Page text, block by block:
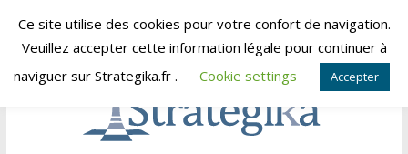
Skip
jeudi, août 6, 2026
Ce site utilise des cookies pour votre confort de navigation.
Veuillez accepter cette information légale pour continuer à
naviguer sur Strategika.fr .
Cookie settings Accepter